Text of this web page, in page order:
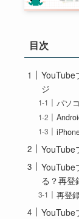
目次
ジ
パソ
YouTube
YouTube
る？再登
再登
YouTube